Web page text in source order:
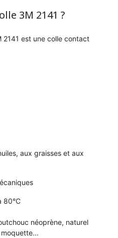
3M 2141 ?
2141 est une colle contact
aux graisses et aux
80°C
néoprène, naturel